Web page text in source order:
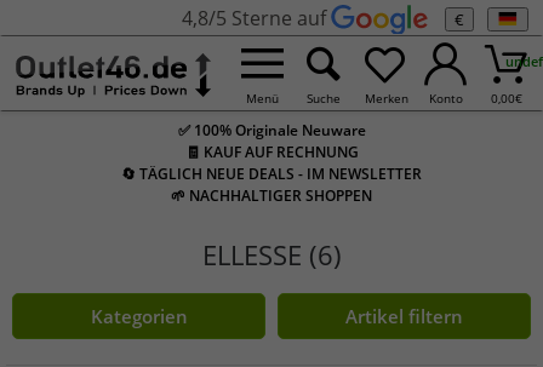
4,8/5 Sterne auf €
Menü Suche Merken Konto 0,00€
✅ 100% Originale Neuware
🧾 KAUF AUF RECHNUNG
🔄 TÄGLICH NEUE DEALS - IM NEWSLETTER
🌱 NACHHALTIGER SHOPPEN
ELLESSE (6)
Kategorien Artikel filtern